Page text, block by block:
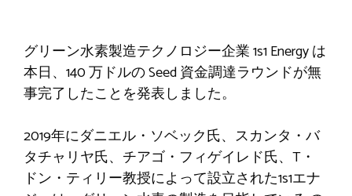
グリーン水素製造テクノロジー企業1s1 Energy は
本日、140 万ドルの Seed 資金調達ラウンドが無
事完了したことを発表しました。
2019年にダニエル・ソベック氏、スカンタ・バ
タチャリヤ氏、チアゴ・フィゲイレド氏、T・
ドン・ティリー教授によって設立された1s1エナ